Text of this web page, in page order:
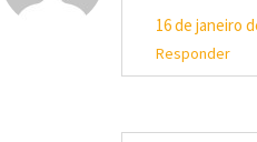
16 de janeiro
Responder